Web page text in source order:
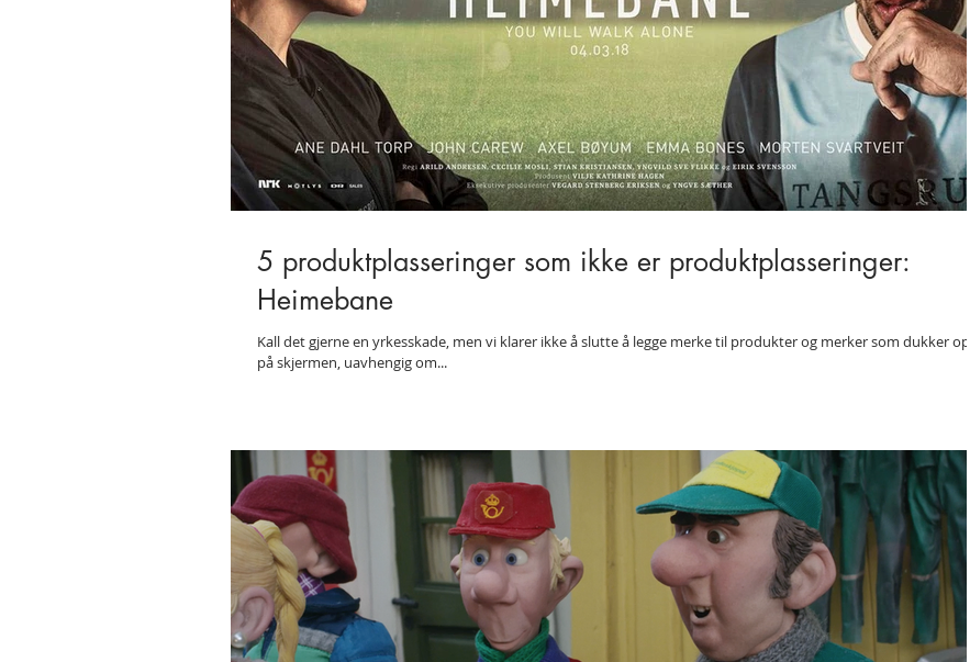
5 produktplasseringer som ikke er produktplasseringer:
Heimebane
Kall det gjerne en yrkesskade, men vi klarer ikke å slutte å legge merke til produkter og merker som dukker opp
på skjermen, uavhengig om...